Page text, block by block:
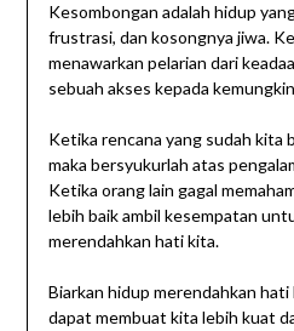
Kesombongan adalah hidup
frustrasi, dan kosongnya jiwa.
menawarkan pelarian dari
sebuah akses kepada
Ketika rencana yang sudah kita
maka bersyukurlah atas
Ketika orang lain gagal
lebih baik ambil kesempatan
merendahkan hati kita.
Biarkan hidup merendahkan
dapat membuat kita lebih kuat